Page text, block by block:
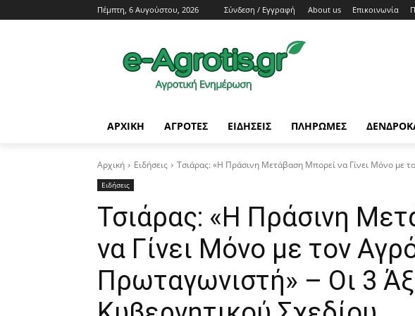
Πέμπτη, 6 Αυγούστου, 2026 Σύνδεση / Εγγραφή About us Επικοινωνία
ΑΡΧΙΚΗ AΓΡΟΤΕΣ ΕΙΔΗΣΕΙΣ ΠΛΗΡΩΜΕΣ
Αρχική Ειδήσεις Τσιάρας: «Η Πράσινη Μετάβαση Μπορεί να Γίνει Μόνο με
Ειδήσεις
Τσιάρας: «Η Πράσινη
να Γίνει Μόνο με τον
Πρωταγωνιστή» – Οι 3